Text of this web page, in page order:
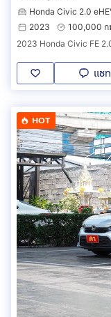
Honda Civic 2.0
2023
100,000 ก
2023 Honda Civic FE
แชท
HOT